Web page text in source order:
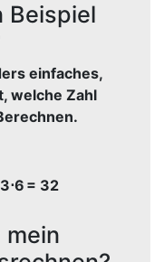
Beispiel
einfaches,
welche Zahl
= 32
mein